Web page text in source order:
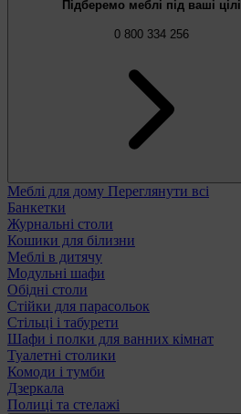
Підберемо меблі під ваші цілі
0 800 334 256
Меблі для дому Переглянути всі
Банкетки
Журнальні столи
Кошики для білизни
Меблі в дитячу
Модульні шафи
Обідні столи
Стійки для парасольок
Стільці і табурети
Шафи і полки для ванних кімнат
Туалетні столики
Комоди і тумби
Дзеркала
Полиці та стелажі